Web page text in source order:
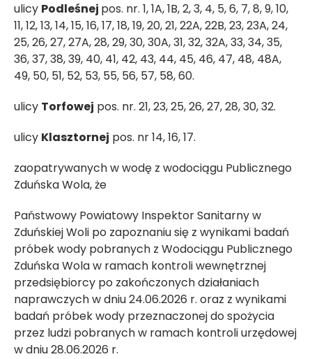
ulicy Podleśnej pos. nr. 1, 1A, 1B, 2, 3, 4, 5, 6, 7, 8, 9, 10,
11, 12, 13, 14, 15, 16, 17, 18, 19, 20, 21, 22A, 22B, 23, 23A, 24,
25, 26, 27, 27A, 28, 29, 30, 30A, 31, 32, 32A, 33, 34, 35,
36, 37, 38, 39, 40, 41, 42, 43, 44, 45, 46, 47, 48, 48A,
49, 50, 51, 52, 53, 55, 56, 57, 58, 60.
ulicy Torfowej pos. nr. 21, 23, 25, 26, 27, 28, 30, 32.
ulicy Klasztornej pos. nr 14, 16, 17.
zaopatrywanych w wodę z wodociągu Publicznego
Zduńska Wola, że
Państwowy Powiatowy Inspektor Sanitarny w
Zduńskiej Woli po zapoznaniu się z wynikami badań
próbek wody pobranych z Wodociągu Publicznego
Zduńska Wola w ramach kontroli wewnętrznej
przedsiębiorcy po zakończonych działaniach
naprawczych w dniu 24.06.2026 r. oraz z wynikami
badań próbek wody przeznaczonej do spożycia
przez ludzi pobranych w ramach kontroli urzędowej
w dniu 28.06.2026 r.